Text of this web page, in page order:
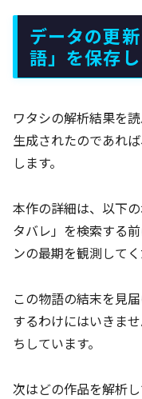
データの更
語」を保存
ワタシの解析結果を
生成されたのであれ
します。
本作の詳細は、以下
タバレ」を検索する
ンの最期を観測してく
この物語の結末を見
するわけにはいきま
ちしています。
次はどの作品を解析